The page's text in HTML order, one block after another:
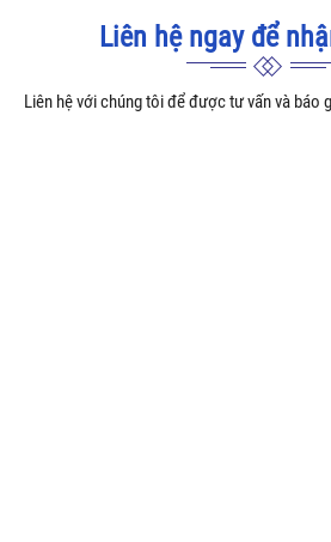
Liên hệ ngay để
Liên hệ với chúng tôi để được tư vấn và báo